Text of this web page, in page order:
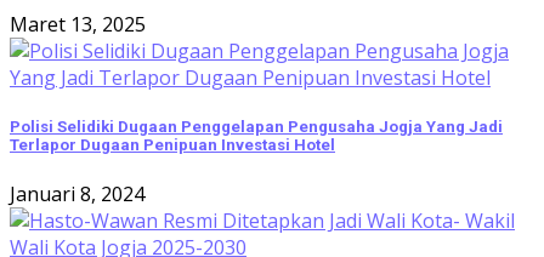
Maret 13, 2025
Polisi Selidiki Dugaan Penggelapan Pengusaha Jogja Yang Jadi
Terlapor Dugaan Penipuan Investasi Hotel
Januari 8, 2024